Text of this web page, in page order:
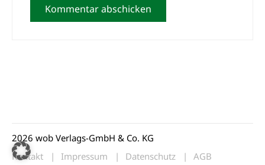
2026 wob Verlags-GmbH & Co. KG
Kontakt
Impressum Datenschutz AGB